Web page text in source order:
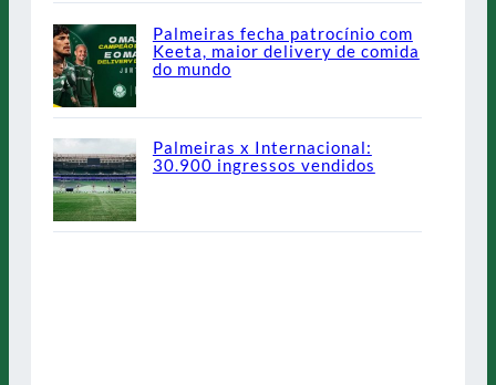
Palmeiras fecha patrocínio com
Keeta, maior delivery de comida
do mundo
Palmeiras x Internacional:
30.900 ingressos vendidos